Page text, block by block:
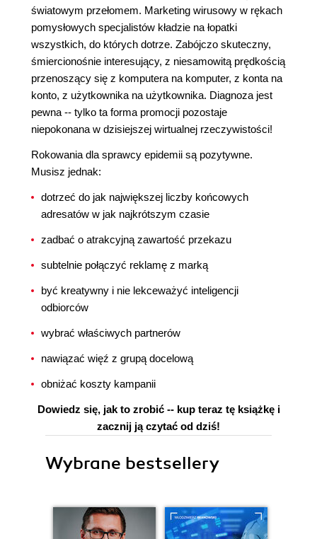
światowym przełomem. Marketing wirusowy w rękach
pomysłowych specjalistów kładzie na łopatki
wszystkich, do których dotrze. Zabójczo skuteczny,
śmiercionośnie interesujący, z niesamowitą prędkością
przenoszący się z komputera na komputer, z konta na
konto, z użytkownika na użytkownika. Diagnoza jest
pewna -- tylko ta forma promocji pozostaje
niepokonana w dzisiejszej wirtualnej rzeczywistości!
Rokowania dla sprawcy epidemii są pozytywne.
Musisz jednak:
dotrzeć do jak największej liczby końcowych
adresatów w jak najkrótszym czasie
zadbać o atrakcyjną zawartość przekazu
subtelnie połączyć reklamę z marką
być kreatywny i nie lekceważyć inteligencji
odbiorców
wybrać właściwych partnerów
nawiązać więź z grupą docelową
obniżać koszty kampanii
Dowiedz się, jak to zrobić -- kup teraz tę książkę i
zacznij ją czytać od dziś!
Wybrane bestsellery